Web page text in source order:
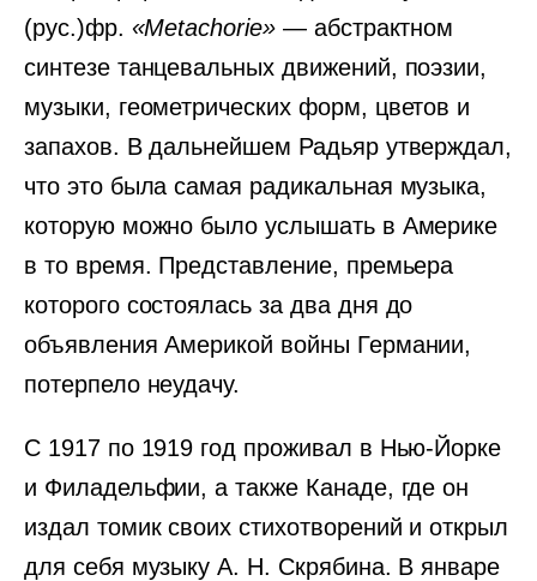
(рус.)фр. «Metachorie»— абстрактном
синтезе танцевальных движений, поэзии,
музыки, геометрических форм, цветов и
запахов. В дальнейшем Радьяр утверждал,
что это была самая радикальная музыка,
которую можно было услышать в Америке
в то время. Представление, премьера
которого состоялась за два дня до
объявления Америкой войны Германии,
потерпело неудачу.
С 1917 по 1919 год проживал в Нью-Йорке
и Филадельфии, а также Канаде, где он
издал томик своих стихотворений и открыл
для себя музыку А. Н. Скрябина. В январе